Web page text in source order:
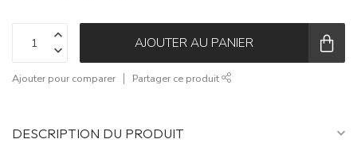
AJOUTER AU PANIER
Ajouter pour comparer Partager ce produit
DESCRIPTION DU PRODUIT